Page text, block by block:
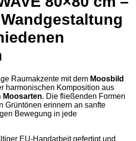
Raumakzente mit dem Moosbild
harmonischen Komposition aus
Moosarten. Die fließenden Formen
Grüntönen erinnern an sanfte
Bewegung in jede
EU-Handarbeit gefertigt und